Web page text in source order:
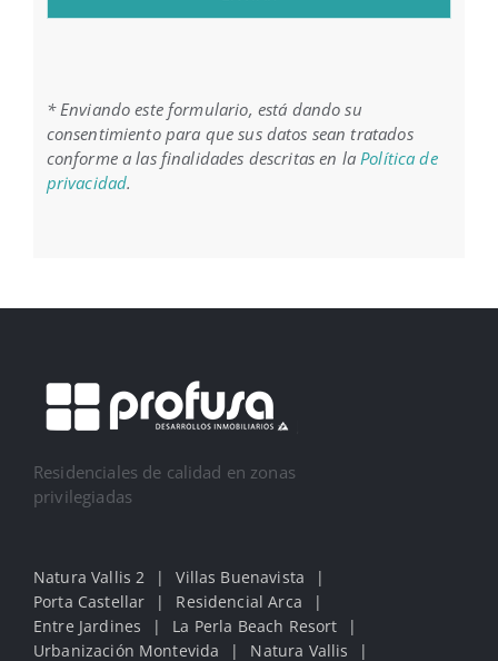
* Enviando este formulario, está dando su
consentimiento para que sus datos sean tratados
conforme a las finalidades descritas en laPolítica de
privacidad.
Residenciales de calidad en zonas
privilegiadas
Natura Vallis 2
Villas Buenavista
Porta Castellar
Residencial Arca
Entre Jardines
La Perla Beach Resort
Urbanización Montevida
Natura Vallis